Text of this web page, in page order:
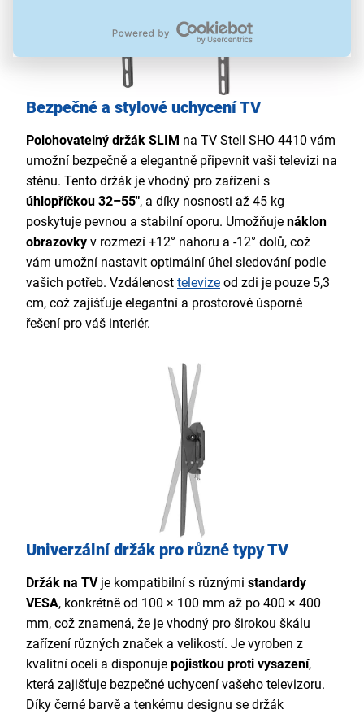
Bezpečné a stylové uchycení TV
Polohovatelný držák SLIM na TV Stell SHO 4410 vám
umožní bezpečně a elegantně připevnit vaši televizi na
stěnu. Tento držák je vhodný pro zařízení s
úhlopříčkou 32–55", a díky nosnosti až 45 kg
poskytuje pevnou a stabilní oporu. Umožňuje náklon
obrazovky v rozmezí +12° nahoru a -12° dolů, což
vám umožní nastavit optimální úhel sledování podle
vašich potřeb. Vzdálenost televize od zdi je pouze 5,3
cm, což zajišťuje elegantní a prostorově úsporné
řešení pro váš interiér.
Univerzální držák pro různé typy TV
Držák na TVje kompatibilní s různými standardy
VESA, konkrétně od 100 × 100 mm až po 400 × 400
mm, což znamená, že je vhodný pro širokou škálu
zařízení různých značek a velikostí. Je vyroben z
kvalitní oceli a disponuje pojistkou proti vysazení,
která zajišťuje bezpečné uchycení vašeho televizoru.
Díky černé barvě a tenkému designu se držák